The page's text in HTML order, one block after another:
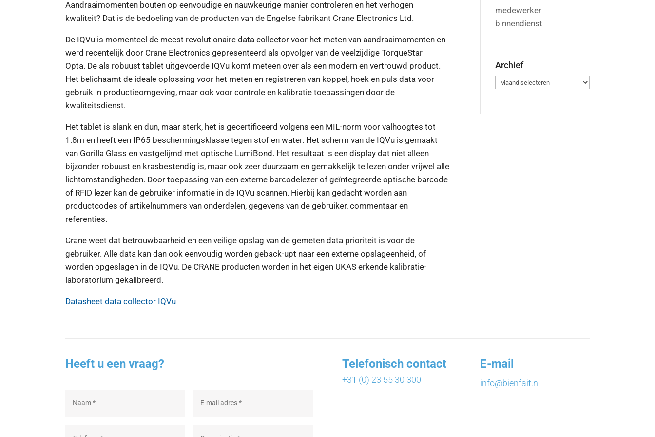
Aandraaimomenten bouten op eenvoudige en nauwkeurige manier controleren en het verhogen
kwaliteit? Dat is de bedoeling van de producten van de Engelse fabrikant Crane Electronics Ltd.
De IQVu is momenteel de meest revolutionaire data collector voor het meten van aandraaimomenten en
werd recentelijk door Crane Electronics gepresenteerd als opvolger van de veelzijdige TorqueStar
Opta. De als robuust tablet uitgevoerde IQVu komt meteen over als een modern en vertrouwd product.
Het belichaamt de ideale oplossing voor het meten en registreren van koppel, hoek en puls data voor
gebruik in productieomgeving, maar ook voor controle en kalibratie toepassingen door de
kwaliteitsdienst.
Het tablet is slank en dun, maar sterk, het is gecertificeerd volgens een MIL-norm voor valhoogtes tot
1.8m en heeft een IP65 beschermingsklasse tegen stof en water. Het scherm van de IQVu is gemaakt
van Gorilla Glass en vastgelijmd met optische LumiBond. Het resultaat is een display dat niet alleen
bijzonder robuust en krasbestendig is, maar ook zeer duurzaam en gemakkelijk te lezen onder vrijwel alle
lichtomstandigheden. Door toepassing van een externe barcodelezer of geïntegreerde optische barcode
of RFID lezer kan de gebruiker informatie in de IQVu scannen. Hierbij kan gedacht worden aan
productcodes of artikelnummers van onderdelen, gegevens van de gebruiker, commentaar en
referenties.
Crane weet dat betrouwbaarheid en een veilige opslag van de gemeten data prioriteit is voor de
gebruiker. Alle data kan dan ook eenvoudig worden geback-upt naar een externe opslageenheid, of
worden opgeslagen in de IQVu. De CRANE producten worden in het eigen UKAS erkende kalibratie-
laboratorium gekalibreerd.
Datasheet data collector IQVu
medewerker
binnendienst
Archief
Archief
Heeft u een vraag? Telefonisch contact
+31 (0) 23 55 30 300
E-mail
info@bienfait.nl